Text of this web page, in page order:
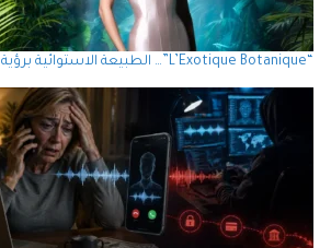
“L’Exotique Botanique”… الطبيعة الاستوائية برؤية المصمم أسعد خلف